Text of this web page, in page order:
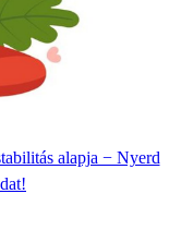
alapja − Nyerd